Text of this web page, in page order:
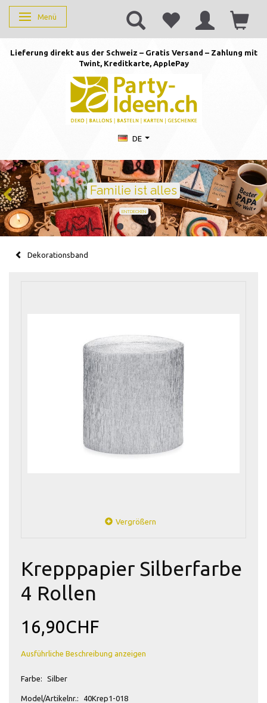
Anzeige ändern
Menü
Lieferung direkt aus der Schweiz – Gratis Versand – Zahlung mit
Twint, Kreditkarte, ApplePay
DE
Geburtstag feiern mit
Ballons · Tischdeko · Karten · Zahlen
GEBURTSTAGSDEKO ENTDECKEN
Dekorationsband
Vergrößern
Krepppapier Silberfarbe
4 Rollen
16,90CHF
Ausführliche Beschreibung anzeigen
Farbe: Silber
Model/Artikelnr.: 40Krep1-018